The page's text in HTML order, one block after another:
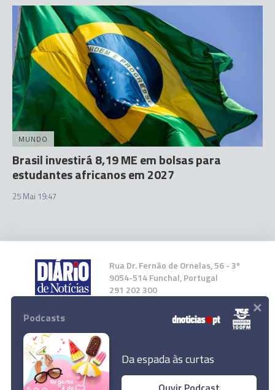
MUNDO
Brasil investirá 8,19 ME em bolsas para
estudantes africanos em 2027
25 Mai 19:47
Rua Dr. Fernão de Ornelas, 56 - 3º
9054-514 Funchal, Portugal
291 202 300
Instale a nossa App
Podcasts
Da espada às curtas
×